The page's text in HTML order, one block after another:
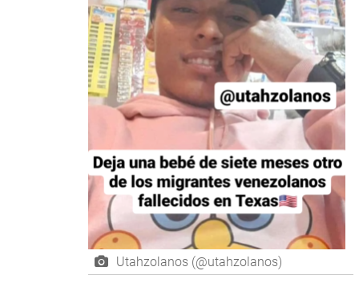
Utahzolanos (@utahzolanos)